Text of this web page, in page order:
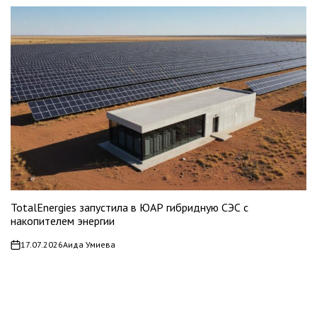
TotalEnergies запустила в ЮАР гибридную СЭС с
накопителем энергии
on17.07.2026Аида Умиева